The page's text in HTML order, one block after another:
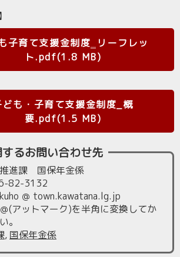
子育て支援金制度‗リーフレッ
ト.pdf(1.8 MB)
ども・子育て支援金制度_概
要.pdf(1.5 MB)
るお問い合わせ先
進課 国保年金係
82-3132
＠ town.kawatana.lg.jp
(アットマーク)を半角に変換してか
。
, 国保年金係